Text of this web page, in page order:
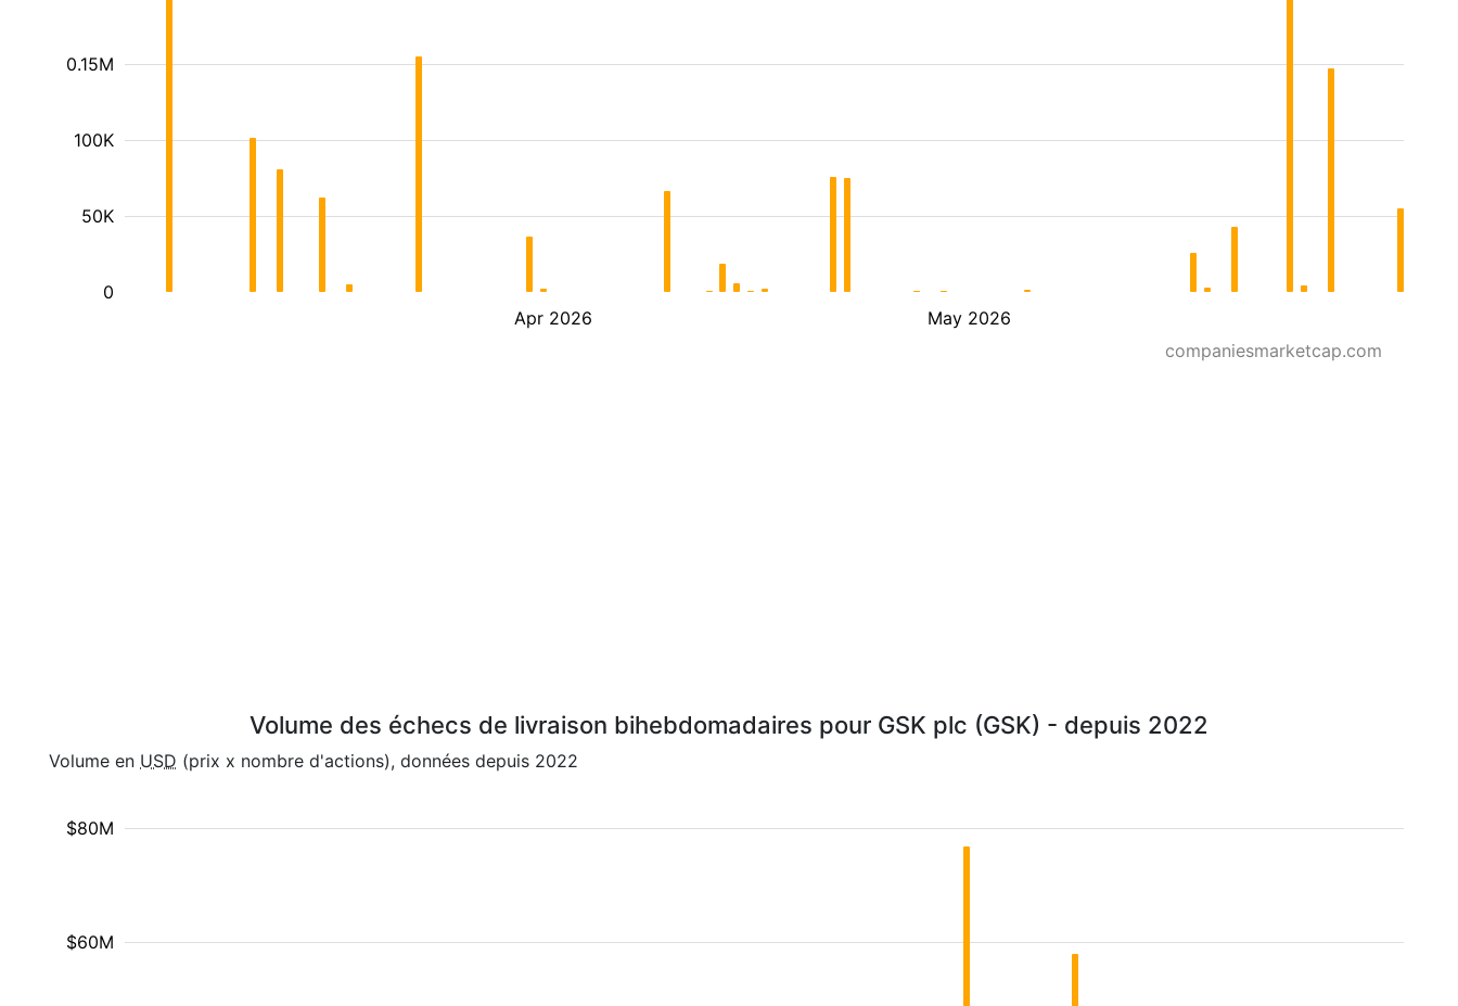
Apr 2026 May 2026
50K
100K
0.15M
0
companiesmarketcap.com
Volume des échecs de livraison bihebdomadaires pour GSK plc (GSK) - depuis 2022
Volume en USD (prix x nombre d'actions), données depuis 2022
$60M
$80M